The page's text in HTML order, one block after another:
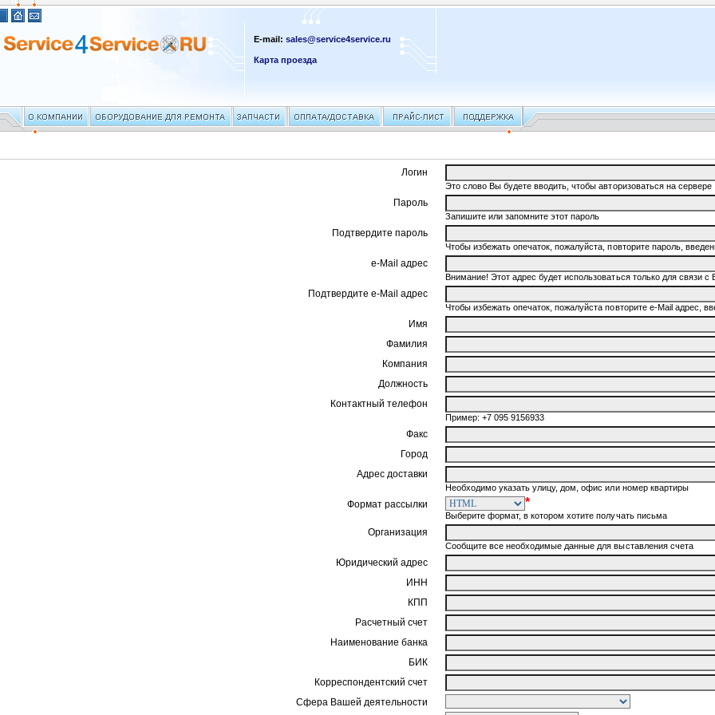
E-mail:sales@service4service.ru
Карта проезда
Логин
Это слово Вы будете вводить, чтобы авторизоваться на сервере
Пароль
Запишите или запомните этот пароль
Подтвердите пароль
Чтобы избежать опечаток, пожалуйста, повторите пароль,
e-Mail адрес
Внимание! Этот адрес будет использоваться только для связи
Подтвердите e-Mail адрес
Чтобы избежать опечаток, пожалуйста повторите e-Mail адрес,
Имя
Фамилия
Компания
Должность
Контактный телефон
Пример: +7 095 9156933
Факс
Город
Адрес доставки
Необходимо указать улицу, дом, офис или номер квартиры
Формат рассылки *
Выберите формат, в котором хотите получать письма
Организация
Сообщите все необходимые данные для выставления счета
Юридический адрес
ИНН
КПП
Расчетный счет
Наименование банка
БИК
Корреспондентский счет
Сфера Вашей деятельности